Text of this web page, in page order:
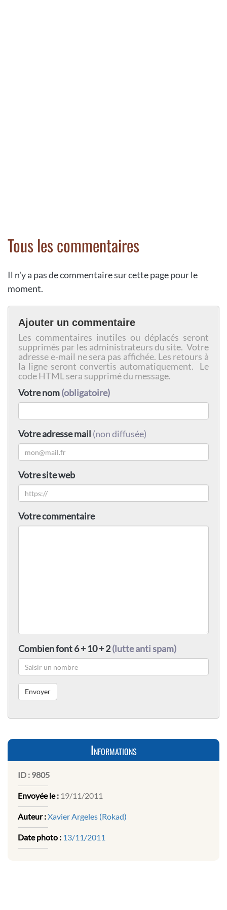
Tous les commentaires
Il n'y a pas de commentaire sur cette page pour le
moment.
Ajouter un commentaire
Les commentaires inutiles ou déplacés seront
supprimés par les administrateurs du site. Votre
adresse e-mail ne sera pas affichée. Les retours à
la ligne seront convertis automatiquement. Le
code HTML sera supprimé du message.
Votre nom(obligatoire)
Votre adresse mail (non diffusée)
Votre site web
Votre commentaire
Combien font 6 + 10 + 2(lutte anti spam)
Informations
ID : 9805
Envoyée le : 19/11/2011
Auteur :Xavier Argeles (Rokad)
Date photo : 13/11/2011